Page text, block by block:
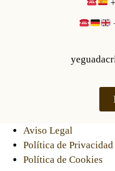
Aviso Legal
Política de Privacidad
Política de Cookies